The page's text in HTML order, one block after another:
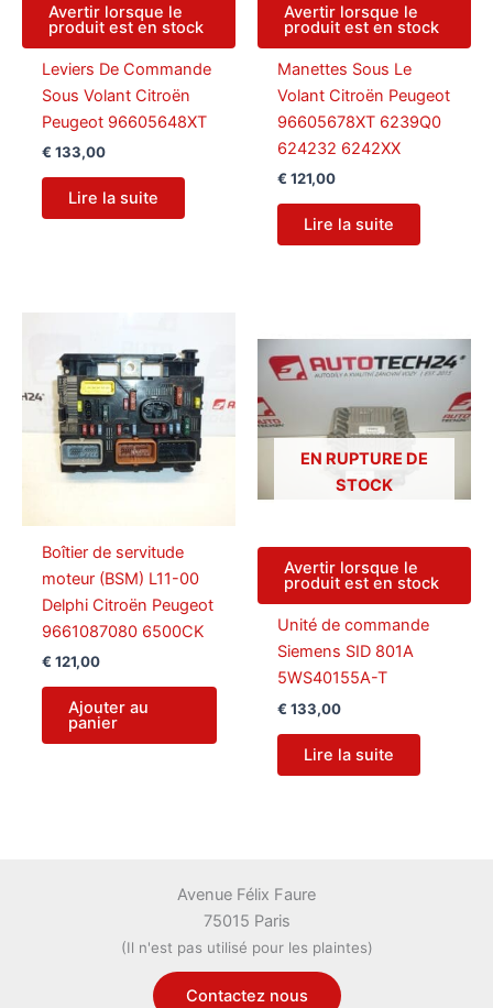
Avertir lorsque le
produit est en stock
Leviers De Commande
Sous Volant Citroën
Peugeot 96605648XT
€ 133,00
Lire la suite
Avertir lorsque le
produit est en stock
Manettes Sous Le
Volant Citroën Peugeot
96605678XT 6239Q0
624232 6242XX
€ 121,00
Lire la suite
Boîtier de servitude
moteur (BSM) L11-00
Delphi Citroën Peugeot
9661087080 6500CK
€ 121,00
Ajouter au
panier
EN RUPTURE DE
STOCK
Avertir lorsque le
produit est en stock
Unité de commande
Siemens SID 801A
5WS40155A-T
€ 133,00
Lire la suite
Avenue Félix Faure
75015 Paris
(Il n'est pas utilisé pour les plaintes)
Contactez nous